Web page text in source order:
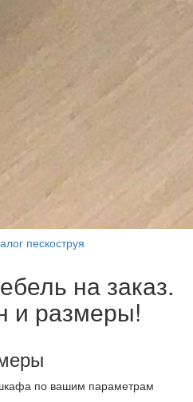
пескоструя
на заказ.
и размеры!
по вашим параметрам